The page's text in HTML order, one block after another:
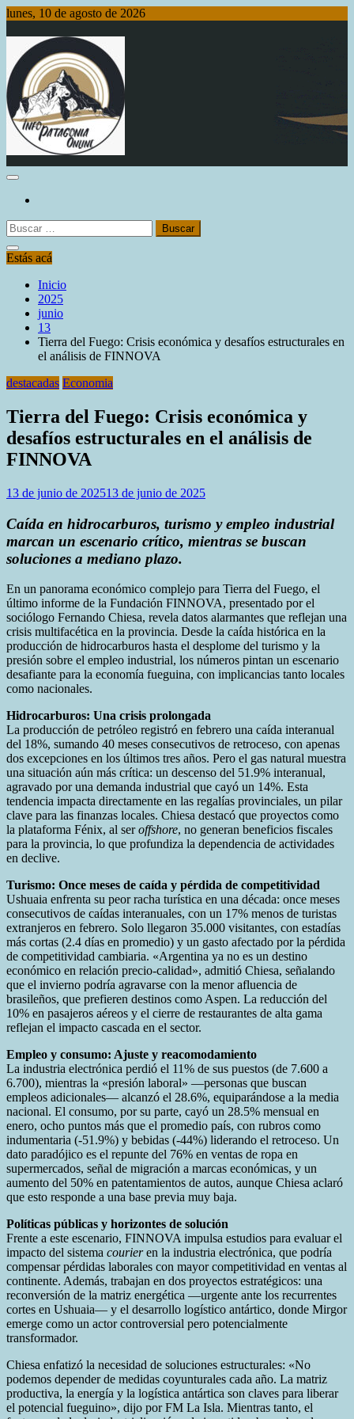
Saltar
contenido
lunes, 10 de agosto de 2026
Info Patagonia Online
Buscar:
Estás acá
Inicio
2025
junio
13
Tierra del Fuego: Crisis económica y desafíos estructurales en
el análisis de FINNOVA
destacadas Economia
Tierra del Fuego: Crisis económica y
desafíos estructurales en el análisis de
FINNOVA
13 de junio de 202513 de junio de 2025
Caída en hidrocarburos, turismo y empleo industrial
marcan un escenario crítico, mientras se buscan
soluciones a mediano plazo.
En un panorama económico complejo para Tierra del Fuego, el
último informe de la Fundación FINNOVA, presentado por el
sociólogo Fernando Chiesa, revela datos alarmantes que reflejan una
crisis multifacética en la provincia. Desde la caída histórica en la
producción de hidrocarburos hasta el desplome del turismo y la
presión sobre el empleo industrial, los números pintan un escenario
desafiante para la economía fueguina, con implicancias tanto locales
como nacionales.
Hidrocarburos: Una crisis prolongada
La producción de petróleo registró en febrero una caída interanual
del 18%, sumando 40 meses consecutivos de retroceso, con apenas
dos excepciones en los últimos tres años. Pero el gas natural muestra
una situación aún más crítica: un descenso del 51.9% interanual,
agravado por una demanda industrial que cayó un 14%. Esta
tendencia impacta directamente en las regalías provinciales, un pilar
clave para las finanzas locales. Chiesa destacó que proyectos como
la plataforma Fénix, al seroffshore, no generan beneficios fiscales
para la provincia, lo que profundiza la dependencia de actividades
en declive.
Turismo: Once meses de caída y pérdida de competitividad
Ushuaia enfrenta su peor racha turística en una década: once meses
consecutivos de caídas interanuales, con un 17% menos de turistas
extranjeros en febrero. Solo llegaron 35.000 visitantes, con estadías
más cortas (2.4 días en promedio) y un gasto afectado por la pérdida
de competitividad cambiaria. «Argentina ya no es un destino
económico en relación precio-calidad», admitió Chiesa, señalando
que el invierno podría agravarse con la menor afluencia de
brasileños, que prefieren destinos como Aspen. La reducción del
10% en pasajeros aéreos y el cierre de restaurantes de alta gama
reflejan el impacto cascada en el sector.
Empleo y consumo: Ajuste y reacomodamiento
La industria electrónica perdió el 11% de sus puestos (de 7.600 a
6.700), mientras la «presión laboral» —personas que buscan
empleos adicionales— alcanzó el 28.6%, equiparándose a la media
nacional. El consumo, por su parte, cayó un 28.5% mensual en
enero, ocho puntos más que el promedio país, con rubros como
indumentaria (-51.9%) y bebidas (-44%) liderando el retroceso. Un
dato paradójico es el repunte del 76% en ventas de ropa en
supermercados, señal de migración a marcas económicas, y un
aumento del 50% en patentamientos de autos, aunque Chiesa aclaró
que esto responde a una base previa muy baja.
Políticas públicas y horizontes de solución
Frente a este escenario, FINNOVA impulsa estudios para evaluar el
impacto del sistema courieren la industria electrónica, que podría
compensar pérdidas laborales con mayor competitividad en ventas al
continente. Además, trabajan en dos proyectos estratégicos: una
reconversión de la matriz energética —urgente ante los recurrentes
cortes en Ushuaia— y el desarrollo logístico antártico, donde Mirgor
emerge como un actor controversial pero potencialmente
transformador.
Chiesa enfatizó la necesidad de soluciones estructurales: «No
podemos depender de medidas coyunturales cada año. La matriz
productiva, la energía y la logística antártica son claves para liberar
el potencial fueguino», dijo por FM La Isla. Mientras tanto, el